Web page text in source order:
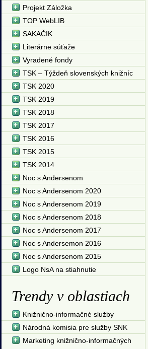
Projekt Záložka
TOP WebLIB
SAKAČIK
Literárne súťaže
Vyradené fondy
TSK – Týždeň slovenských knižníc
TSK 2020
TSK 2019
TSK 2018
TSK 2017
TSK 2016
TSK 2015
TSK 2014
Noc s Andersenom
Noc s Andersenom 2020
Noc s Andersenom 2019
Noc s Andersenom 2018
Noc s Andersenom 2017
Noc s Andersemon 2016
Noc s Andersenom 2015
Logo NsA na stiahnutie
Trendy v oblastiach
Knižnično-informačné služby
Národná komisia pre služby SNK
Marketing knižnično-informačných